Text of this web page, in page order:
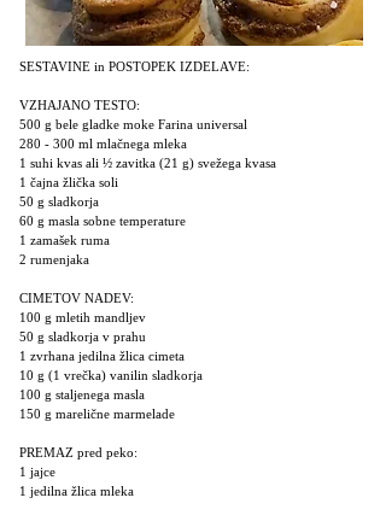
SESTAVINE in POSTOPEK IZDELAVE:
VZHAJANO TESTO:
500 g bele gladke moke Farina universal
280 - 300 ml mlačnega mleka
1 suhi kvas ali ½ zavitka (21 g) svežega kvasa
1 čajna žlička soli
50 g sladkorja
60 g masla sobne temperature
1 zamašek ruma
2 rumenjaka
CIMETOV NADEV:
100 g mletih mandljev
50 g sladkorja v prahu
1 zvrhana jedilna žlica cimeta
10 g (1 vrečka) vanilin sladkorja
100 g staljenega masla
150 g marelične marmelade
PREMAZ pred peko:
1 jajce
1 jedilna žlica mleka